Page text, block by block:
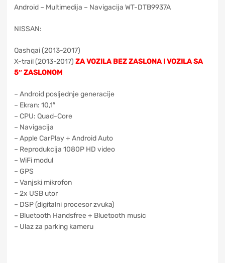
Android – Multimedija – Navigacija WT-DTB9937A
NISSAN:
Qashqai (2013-2017)
X-trail (2013-2017) ZA VOZILA BEZ ZASLONA I VOZILA SA
5″ ZASLONOM
– Android posljednje generacije
– Ekran: 10,1″
– CPU: Quad-Core
– Navigacija
– Apple CarPlay + Android Auto
– Reprodukcija 1080P HD video
– WiFi modul
– GPS
– Vanjski mikrofon
– 2x USB utor
– DSP (digitalni procesor zvuka)
– Bluetooth Handsfree + Bluetooth music
– Ulaz za parking kameru